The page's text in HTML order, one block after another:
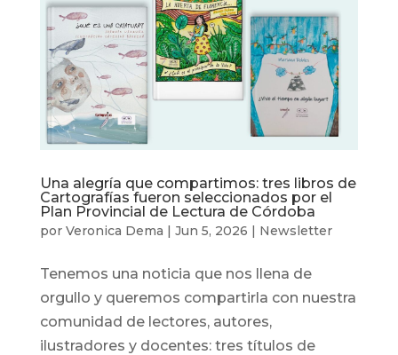
Una alegría que compartimos: tres libros de
Cartografías fueron seleccionados por el
Plan Provincial de Lectura de Córdoba
por Veronica Dema | Jun 5, 2026 | Newsletter
Tenemos una noticia que nos llena de
orgullo y queremos compartirla con nuestra
comunidad de lectores, autores,
ilustradores y docentes: tres títulos de